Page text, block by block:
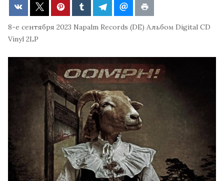
8-е сентября 2023 Napalm Records (DE) Альбом Digital CD
Vinyl 2LP